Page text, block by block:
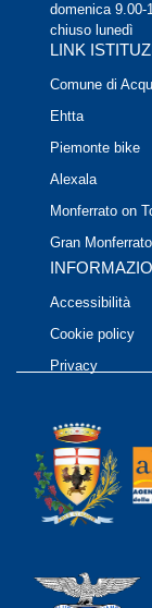
domenica 9.00-
chiuso lunedì
LINK
Comune di
Ehtta
Piemonte bike
Alexala
Monferrato on
Gran Monferrato
Accessibilità
Cookie policy
Privacy